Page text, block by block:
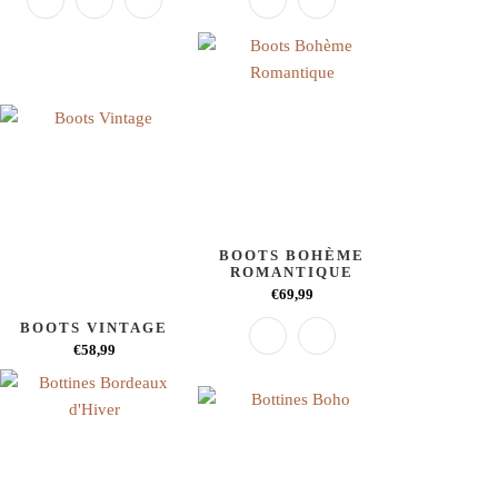
BOOTS VINTAGE
€58,99
BOOTS BOHÈME
ROMANTIQUE
€69,99